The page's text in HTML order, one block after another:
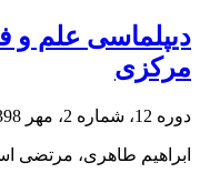
دیپلماسی علم و
مرکزی
دوره 12، شماره 2، مهر 1398، صفحه
ابراهیم طاهری، مرتضی